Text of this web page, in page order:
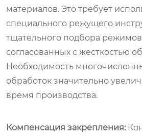
материалов. Это требует
специального режущего
тщательного подбора
согласованных с жесткостью
Необходимость
обработок значительно
время производства.
Компенсация закрепления: